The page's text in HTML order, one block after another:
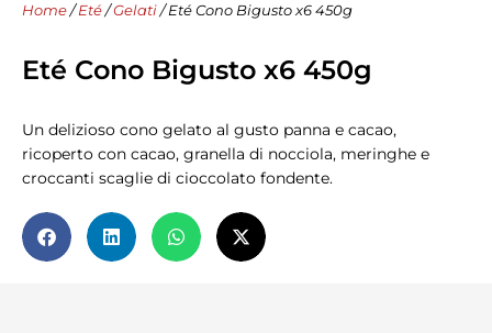
Home /Eté /Gelati / Eté Cono Bigusto x6 450g
Eté Cono Bigusto x6 450g
Un delizioso cono gelato al gusto panna e cacao,
ricoperto con cacao, granella di nocciola, meringhe e
croccanti scaglie di cioccolato fondente.